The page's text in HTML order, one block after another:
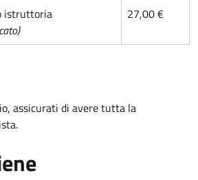
istruttoria
27,00 €
assicurati di avere tutta la